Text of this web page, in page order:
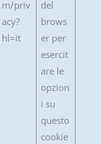
m/priv
acy?
hl=it
del
brows
er per
esercit
are le
opzion
i su
questo
cookie